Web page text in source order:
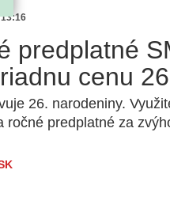
predplatné
cenu
26. narodeniny.
ročné predplatné za